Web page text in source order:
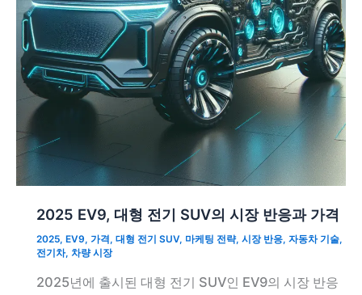
2025 EV9, 대형 전기 SUV의 시장 반응과 가격
2025, EV9, 가격 , 대형 전기 SUV, 마케팅 전략, 시장 반응, 자동차 기술,
전기차, 차량 시장
2025년에 출시된 대형 전기 SUV인 EV9의 시장 반응